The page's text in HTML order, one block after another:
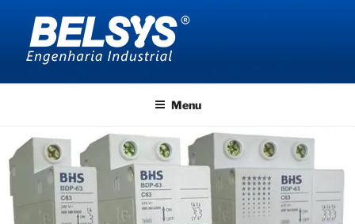
conteúdo
BELSYS ENGENHARIA
Menu